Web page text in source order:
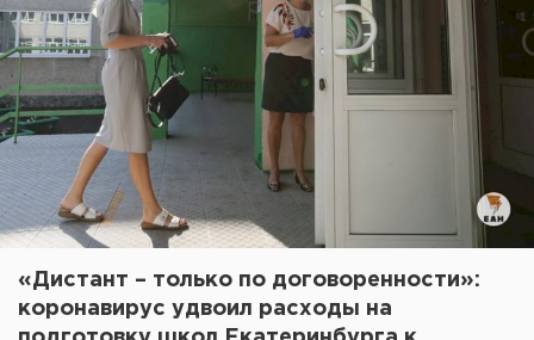
«Дистант – только по договоренности»:
коронавирус удвоил расходы на